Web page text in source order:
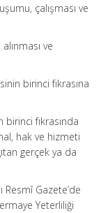
çalışması ve
ve
birinci fıkrasına
birinci fıkrasında
hak ve hizmeti
gerçek ya da
Gazete’de
Yeterliliği